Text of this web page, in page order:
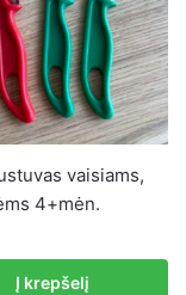
vaisiams,
4+mėn.
Į krepšelį